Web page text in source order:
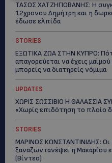
ΤΑΣΟΣ ΧΑΤΖΗΓΙΟΒΑΝΗΣ: Η
12χρονου Δημήτρη και η
έδωσε ελπίδα
STORIES
ΕΞΩΤΙΚΑ ΖΩΑ ΣΤΗΝ ΚΥΠΡΟ:
απαγορεύεται να έχεις
μπορείς να διατηρείς νόμιμα
UPDATES
ΧΩΡΙΣ ΣΩΣΣΙΒΙΟ Η ΘΑΛΑΣΣΙΑ
«Χωρίς επιδότηση το πλοίο
STORIES
ΜΑΡΙΝΟΣ ΚΩΝΣΤΑΝΤΙΝΙΔΗΣ:
ξαναζωντανέψει η Μακαρίου
(Βίντεο)